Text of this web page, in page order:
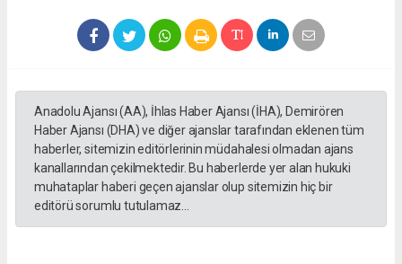
Anadolu Ajansı (AA), İhlas Haber Ajansı (İHA), Demirören
Haber Ajansı (DHA) ve diğer ajanslar tarafından eklenen tüm
haberler, sitemizin editörlerinin müdahalesi olmadan ajans
kanallarından çekilmektedir. Bu haberlerde yer alan hukuki
muhataplar haberi geçen ajanslar olup sitemizin hiç bir
editörü sorumlu tutulamaz...